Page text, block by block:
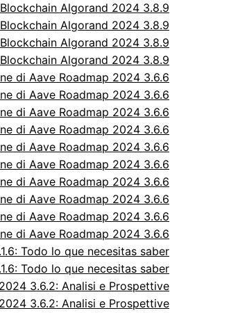
Algorand 2024 3.8.9
Algorand 2024 3.8.9
Algorand 2024 3.8.9
Algorand 2024 3.8.9
di Aave Roadmap 2024 3.6.6
di Aave Roadmap 2024 3.6.6
di Aave Roadmap 2024 3.6.6
di Aave Roadmap 2024 3.6.6
di Aave Roadmap 2024 3.6.6
di Aave Roadmap 2024 3.6.6
di Aave Roadmap 2024 3.6.6
di Aave Roadmap 2024 3.6.6
di Aave Roadmap 2024 3.6.6
di Aave Roadmap 2024 3.6.6
Todo lo que necesitas saber
Todo lo que necesitas saber
3.6.2: Analisi e Prospettive
3.6.2: Analisi e Prospettive